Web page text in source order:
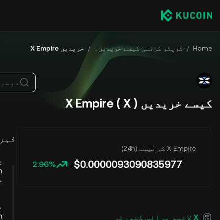
Home
/ کرپٹو کرنسی کیسے خریدیں۔ / خریدیں X Empire
کیسے خریدیں X Empire ( X )
X Empire کی قیمت (24h)
$0.0000093090835977
2.96%
X لائیو پرائس کنورٹر